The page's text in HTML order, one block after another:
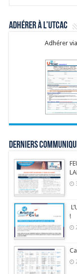
Adhérer à l’UTCAC
Adhérer
Derniers
!